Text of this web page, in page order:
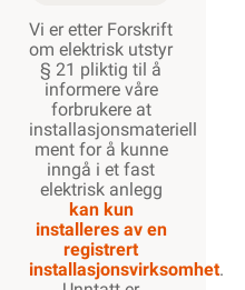
Vi er etter Forskrift
om elektrisk utstyr
§ 21 pliktig til å
informere våre
forbrukere at
installasjonsmateriell
ment for å kunne
inngå i et fast
elektrisk anlegg
kan kun
installeres av en
registrert
installasjonsvirksomhet.